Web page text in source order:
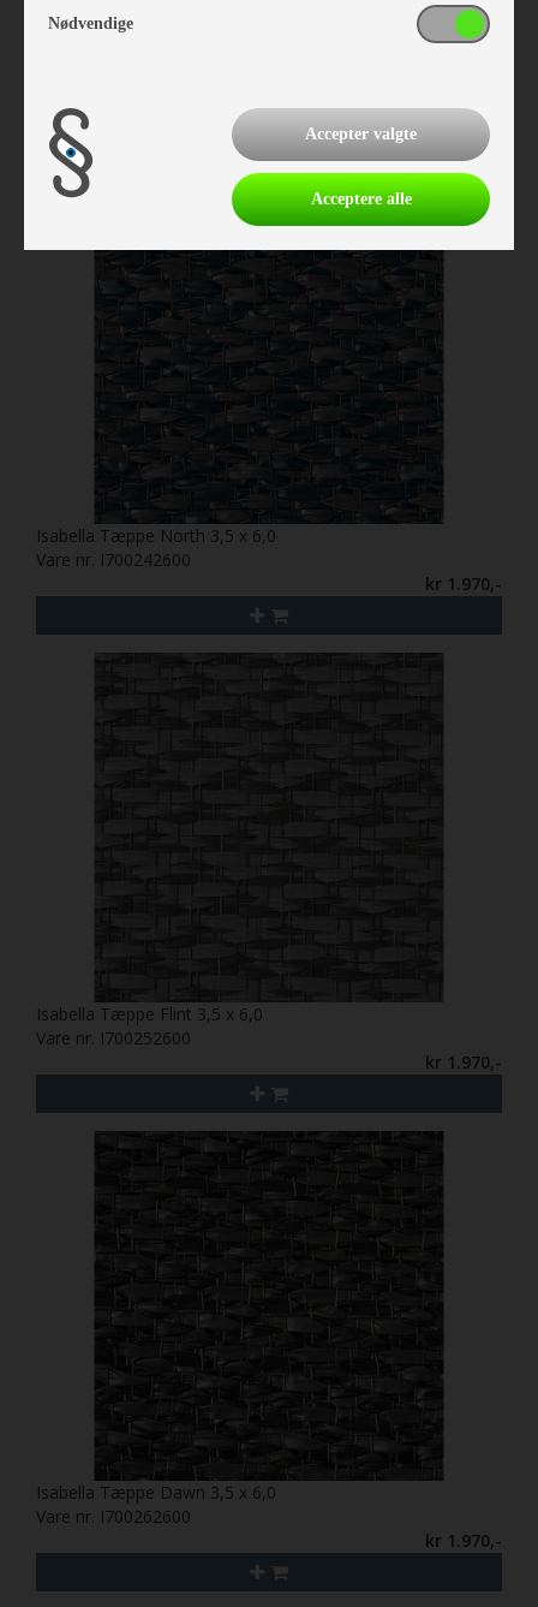
kr 4.760,-
Isabella Tæppe North 3,5 x 6,0
Vare nr. I700242600
kr 1.970,-
Isabella Tæppe Flint 3,5 x 6,0
Vare nr. I700252600
kr 1.970,-
Isabella Tæppe Dawn 3,5 x 6,0
Vare nr. I700262600
kr 1.970,-
Nødvendige
Accepter valgte
Acceptere alle